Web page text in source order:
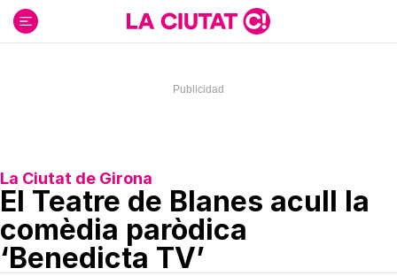
contenido
La Ciutat de Girona
El Teatre de Blanes acull la
comèdia paròdica
‘Benedicta TV’